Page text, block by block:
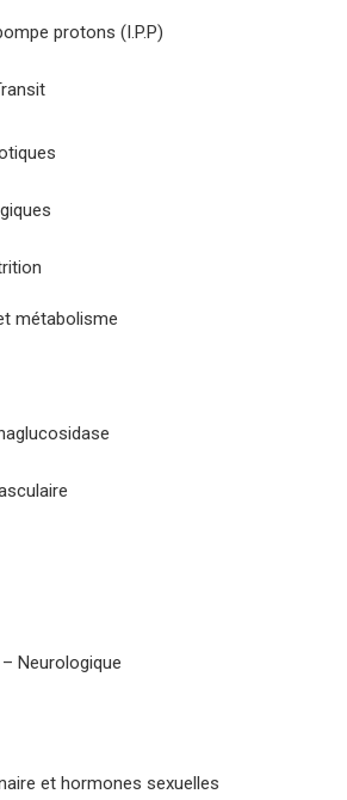
protons (I.P.P)
métabolisme
Neurologique
et hormones sexuelles